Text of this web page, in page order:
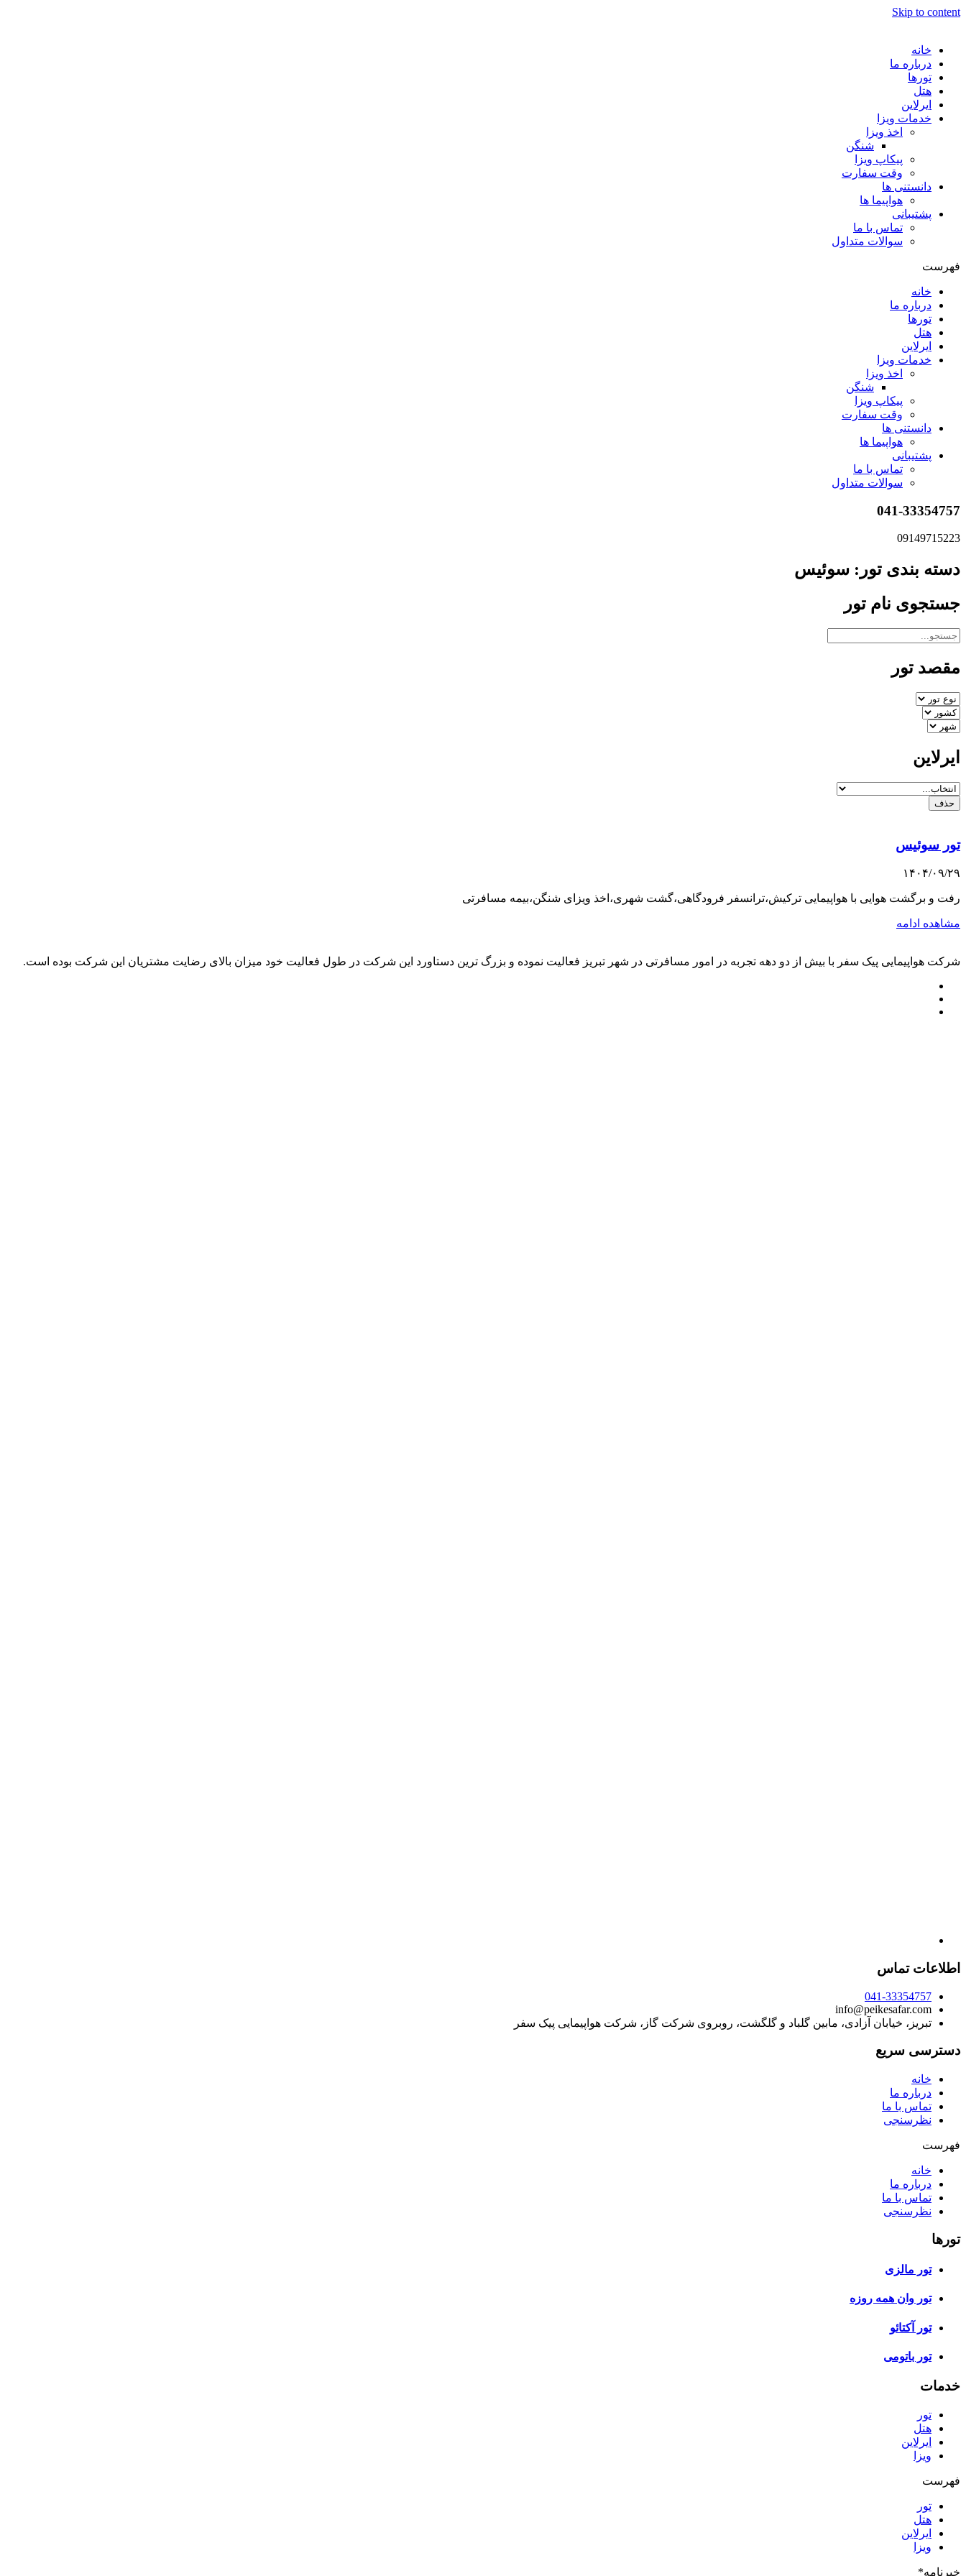
Skip to content
خانه
درباره ما
تورها
هتل
ایرلاین
خدمات ویزا
اخذ ویزا
شنگن
پیکاپ ویزا
وقت سفارت
دانستنی ها
هواپیما ها
پشتیبانی
تماس با ما
سوالات متداول
فهرست
خانه
درباره ما
تورها
هتل
ایرلاین
خدمات ویزا
اخذ ویزا
شنگن
پیکاپ ویزا
وقت سفارت
دانستنی ها
هواپیما ها
پشتیبانی
تماس با ما
سوالات متداول
041-33354757
09149715223
دسته بندی تور: سوئیس
جستجوی نام تور
مقصد تور
ایرلاین
حذف
تور سوئیس
۱۴۰۴/۰۹/۲۹
رفت و برگشت هوایی با هواپیمایی ترکیش،ترانسفر فرودگاهی،گشت شهری،اخذ ویزای شنگن،بیمه مسافرتی
مشاهده ادامه
شرکت هواپیمایی پیک سفر با بیش از دو دهه تجربه در امور مسافرتی در شهر تبریز فعالیت نموده و بزرگ ترین دستاورد این شرکت در طول فعالیت خود میزان بالای رضایت مشتریان این شرکت بوده است.
اطلاعات تماس
041-33354757
info@peikesafar.com
تبریز، خیابان آزادی، مابین گلباد و گلگشت، روبروی شرکت گاز، شرکت هواپیمایی پیک سفر
دسترسی سریع
خانه
درباره ما
تماس با ما
نظرسنجی
فهرست
خانه
درباره ما
تماس با ما
نظرسنجی
تورها
تور مالزی
تور وان همه روزه
تور آکتائو
تور باتومی
خدمات
تور
هتل
ایرلاین
ویزا
فهرست
تور
هتل
ایرلاین
ویزا
خبرنامه*